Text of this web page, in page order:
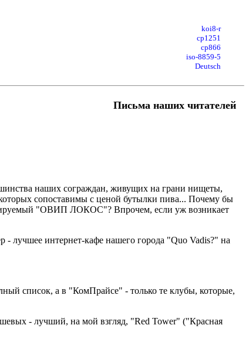
koi8-r
cp1251
cp866
iso-8859-5
Deutsch
Письма наших читателей
наших сограждан, живущих на грани нищеты,
сопоставимы с ценой бутылки пива... Почему бы
"ОВИП ЛОКОС"? Впрочем, если уж возникает
- лучшее интернет-кафе нашего города "Quo Vadis?" на
список, а в "КомПрайсе" - только те клубы, которые,
- лучший, на мой взгляд, "Red Tower" ("Красная